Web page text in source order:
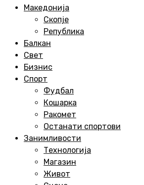
Македонија
Скопје
Република
Балкан
Свет
Бизнис
Спорт
Фудбал
Кошарка
Ракомет
Останати спортови
Занимливости
Технологија
Магазин
Живот